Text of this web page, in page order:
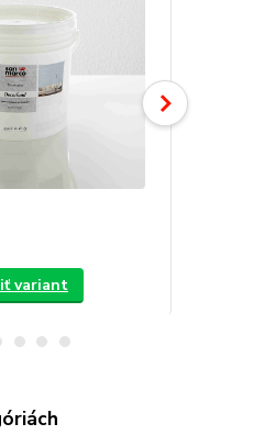
variant